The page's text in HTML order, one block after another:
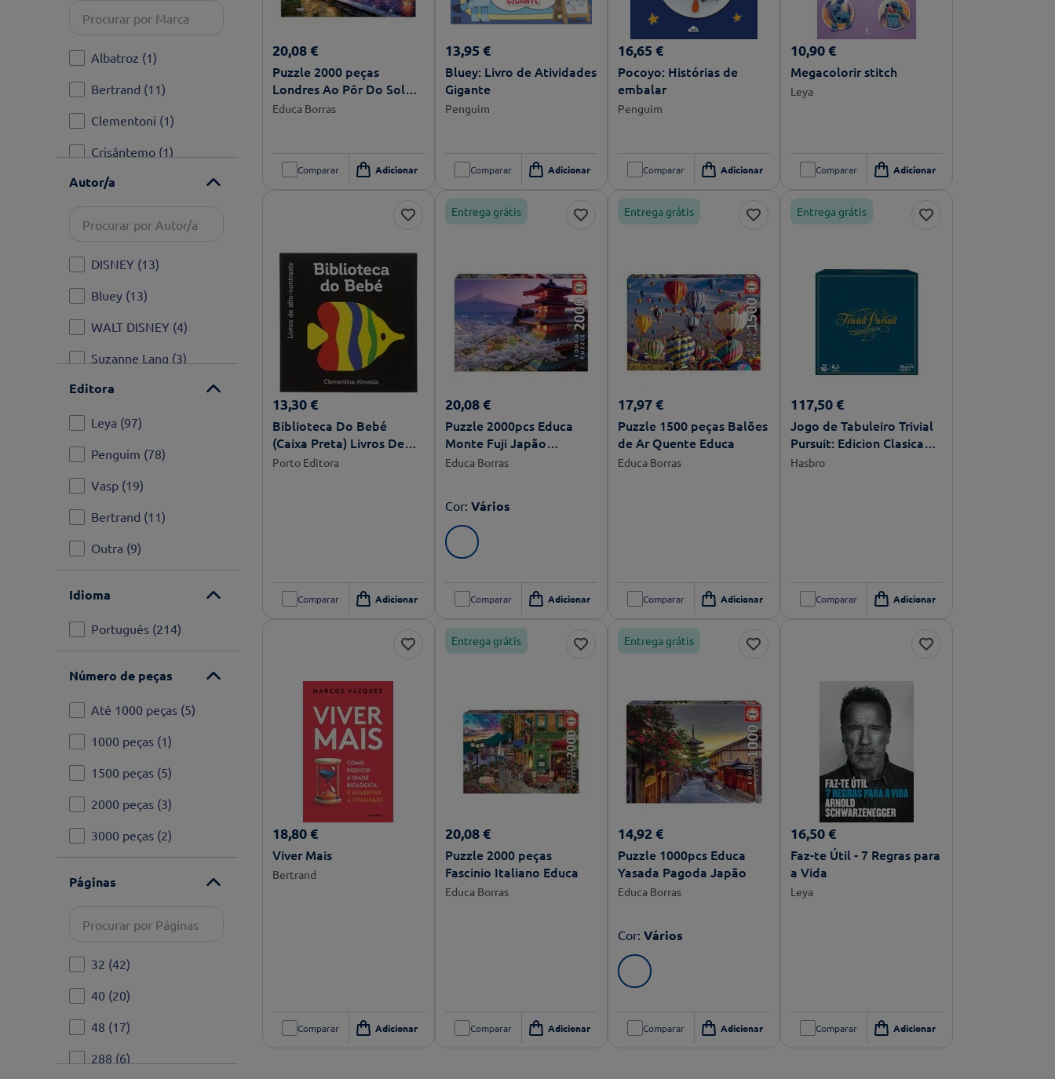
Albatroz (1)
Bertrand (11)
Clementoni (1)
Crisântemo (1)
Devir Iberia
Ver mais
Autor/a
DISNEY (13)
Bluey (13)
WALT DISNEY (4)
Suzanne Lang (3)
Drew Daywalt
Dana Simpson
ANTÓNIO TORRADO;
LTD. (2)
Ver mais
Editora
Leya (97)
Penguim (78)
Vasp (19)
Bertrand (11)
Outra (9)
Idioma
Português (214)
Número de peças
Até 1000 peças (5)
1000 peças (1)
1500 peças (5)
2000 peças (3)
3000 peças (2)
Páginas
32 (42)
40 (20)
48 (17)
288 (6)
20,08 €
Puzzle 2000 peças
Londres Ao Pôr Do Sol
Educa
Educa Borras
Comparar
13,95 €
Bluey: Livro de Atividades
Gigante
Penguim
Comparar
16,65 €
Pocoyo: Histórias de
embalar
Penguim
Comparar
10,90 €
Megacolorir stitch
Leya
Comparar
13,30 €
Biblioteca Do Bebé
(Caixa Preta) Livros De
Alto-Contraste
Porto Editora
Comparar
Entrega grátis
20,08 €
Puzzle 2000pcs Educa
Monte Fuji Japão
96x68cm
Educa Borras
Cor: Vários
Comparar
Entrega grátis
17,97 €
Puzzle 1500 peças Balões
de Ar Quente Educa
Educa Borras
Comparar
Entrega grátis
117,50 €
Jogo de Tabuleiro Trivial
Pursuit: Edicion Clasica
(Idade Mínima: 16 -
Hasbro
Comparar
18,80 €
Viver Mais
Bertrand
Comparar
Entrega grátis
20,08 €
Puzzle 2000 peças
Fascinio Italiano Educa
Educa Borras
Comparar
Entrega grátis
14,92 €
Puzzle 1000pcs Educa
Yasada Pagoda Japão
Educa Borras
Cor: Vários
Comparar
16,50 €
Faz-te Útil - 7 Regras para
a Vida
Leya
Comparar